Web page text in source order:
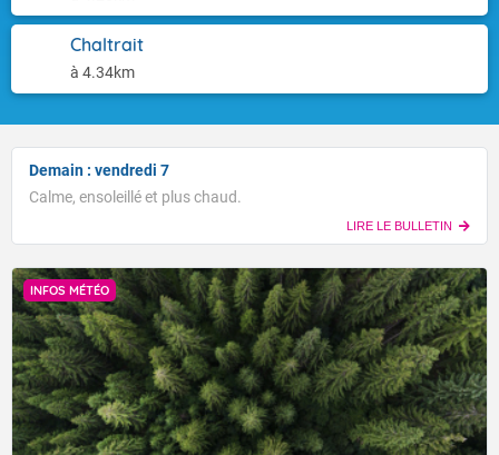
Chaltrait
à 4.34km
Demain : vendredi 7
Calme, ensoleillé et plus chaud.
LIRE LE BULLETIN
INFOS MÉTÉO